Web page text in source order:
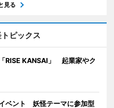
見る
ピックス
RISE KANSAI」 起業家やク
ベント 妖怪テーマに参加型